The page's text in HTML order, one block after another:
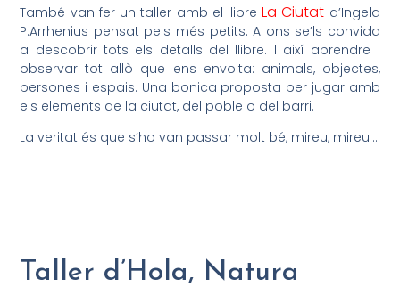
També van fer un taller amb el llibreLa Ciutat d’Ingela
P.Arrhenius pensat pels més petits. A ons se’ls convida
a descobrir tots els detalls del llibre. I així aprendre i
observar tot allò que ens envolta: animals, objectes,
persones i espais. Una bonica proposta per jugar amb
els elements de la ciutat, del poble o del barri.
La veritat és que s’ho van passar molt bé, mireu, mireu…
Taller d’Hola, Natura